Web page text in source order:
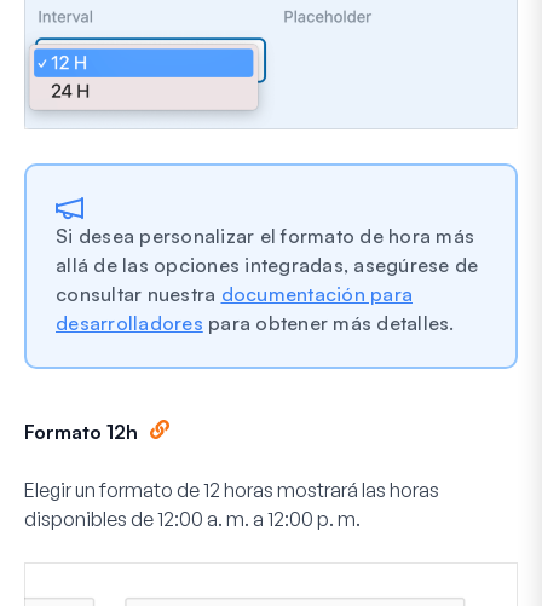
Si desea personalizar el formato de hora más
allá de las opciones integradas, asegúrese de
consultar nuestra documentación para
desarrolladores para obtener más detalles.
Formato 12h
Elegir un formato de 12 horas mostrará las horas
disponibles de 12:00 a. m. a 12:00 p. m.